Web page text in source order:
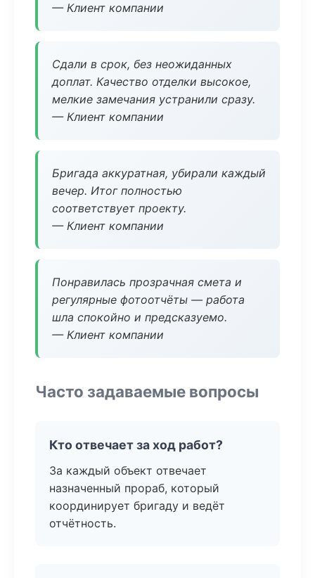
— Клиент компании
Сдали в срок, без неожиданных
доплат. Качество отделки высокое,
мелкие замечания устранили сразу.
— Клиент компании
Бригада аккуратная, убирали каждый
вечер. Итог полностью
соответствует проекту.
— Клиент компании
Понравилась прозрачная смета и
регулярные фотоотчёты — работа
шла спокойно и предсказуемо.
— Клиент компании
Часто задаваемые вопросы
Кто отвечает за ход работ?
За каждый объект отвечает
назначенный прораб, который
координирует бригаду и ведёт
отчётность.